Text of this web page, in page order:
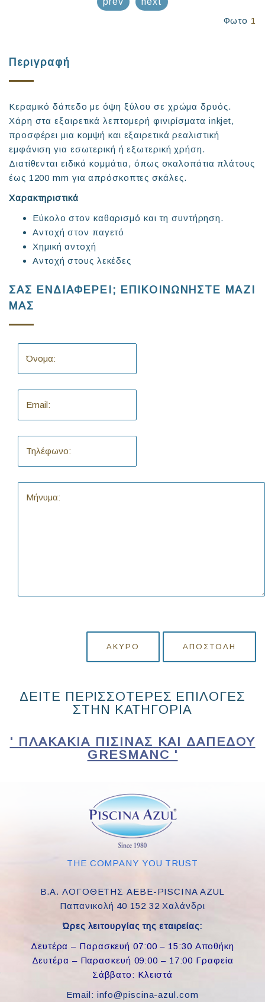
Φωτο 1
Περιγραφή
Κεραμικό δάπεδο με όψη ξύλου σε χρώμα δρυός.
Χάρη στα εξαιρετικά λεπτομερή φινιρίσματα inkjet,
προσφέρει μια κομψή και εξαιρετικά ρεαλιστική
εμφάνιση για εσωτερική ή εξωτερική χρήση.
Διατίθενται ειδικά κομμάτια, όπως σκαλοπάτια πλάτους
έως 1200 mm για απρόσκοπτες σκάλες.
Χαρακτηριστικά
Εύκολο στον καθαρισμό και τη συντήρηση.
Αντοχή στον παγετό
Χημική αντοχή
Αντοχή στους λεκέδες
ΣΑΣ ΕΝΔΙΑΦΕΡΕΙ; ΕΠΙΚΟΙΝΩΝΗΣΤΕ ΜΑΖΙ
ΜΑΣ
ΆΚΥΡΟ ΑΠΟΣΤΟΛΉ
ΔΕΙΤΕ ΠΕΡΙΣΣΟΤΕΡΕΣ ΕΠΙΛΟΓΕΣ
ΣΤΗΝ ΚΑΤΗΓΟΡΙΑ
' ΠΛΑΚΆΚΙΑ ΠΙΣΊΝΑΣ ΚΑΙ ΔΑΠΈΔΟΥ
GRESMANC '
THE COMPANY YOU TRUST
Β.Α. ΛΟΓΟΘΕΤΗΣ ΑΕΒΕ-PISCINA AZUL
Παπανικολή 40 152 32 Χαλάνδρι
Ώρες λειτουργίας της εταιρείας:
Δευτέρα – Παρασκευή 07:00 – 15:30 Αποθήκη
Δευτέρα – Παρασκευή 09:00 – 17:00 Γραφεία
Σάββατο: Κλειστά
Email: info@piscina-azul.com